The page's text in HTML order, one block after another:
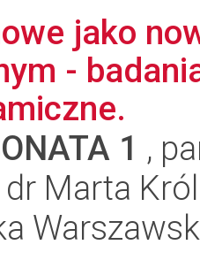
jako
-
1 ,
Marta